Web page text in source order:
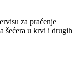
za praćenje
šećera u krvi i drugih